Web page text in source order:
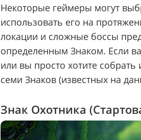
Некоторые геймеры могут
использовать его на
локации и сложные боссы
определенным Знаком. Если
или вы просто хотите
семи Знаков (известных на
Знак Охотника